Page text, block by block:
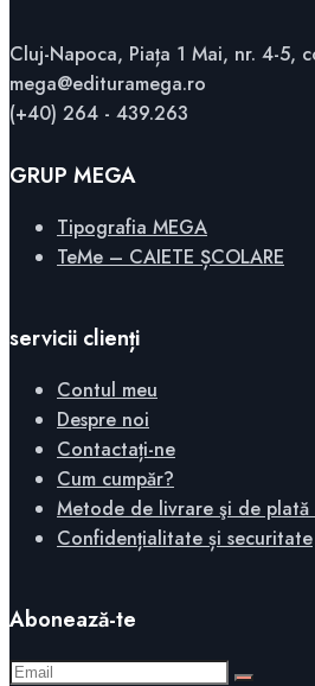
Cluj-Napoca, Piața 1 Mai, nr. 4-5,
mega@edituramega.ro
(+40) 264 - 439.263
GRUP MEGA
Tipografia MEGA
TeMe – CAIETE ȘCOLARE
servicii clienți
Contul meu
Despre noi
Contactați-ne
Cum cumpăr?
Metode de livrare şi de
Confidențialitate și securitate
Abonează-te